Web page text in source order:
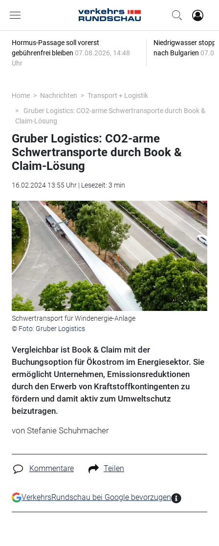
Hormus-Passage soll vorerst
gebührenfrei bleiben 07.08.2026, 14:48
Uhr
Niedrigwasser
nach Bulgarien
Home Nachrichten
Transport + Logistik
Gruber Logistics: CO2-arme Schwertransporte durch Book &
Claim-Lösung
Gruber Logistics: CO2-arme
Schwertransporte durch Book &
Claim-Lösung
16.02.2024 13:55 Uhr | Lesezeit: 3 min
Schwertransport für Windenergie-Anlage
© Foto: Gruber Logistics
Vergleichbar ist Book & Claim mit der
Buchungsoption für Ökostrom im Energiesektor. Sie
ermöglicht Unternehmen, Emissionsreduktionen
durch den Erwerb von Kraftstoffkontingenten zu
fördern und damit aktiv zum Umweltschutz
beizutragen.
von Stefanie Schuhmacher
Kommentare Teilen
VerkehrsRundschau bei Google bevorzugen